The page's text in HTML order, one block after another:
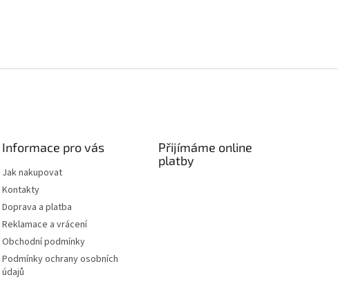
Informace pro vás
Jak nakupovat
Kontakty
Doprava a platba
Reklamace a vrácení
Obchodní podmínky
Podmínky ochrany osobních
údajů
Přijímáme online
platby